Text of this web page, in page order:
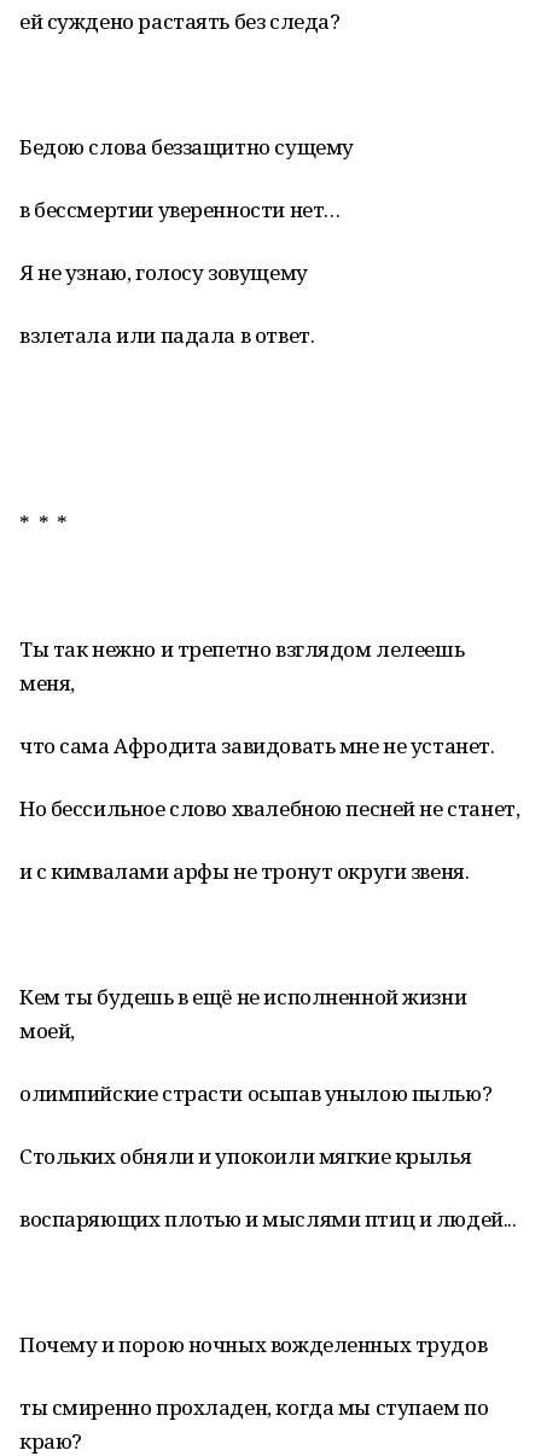
ей суждено растаять без следа?
Бедою слова беззащитно сущему
в бессмертии уверенности нет…
Я не узнаю, голосу зовущему
взлетала или падала в ответ.
* * *
Ты так нежно и трепетно взглядом лелеешь
меня,
что сама Афродита завидовать мне не устанет.
Но бессильное слово хвалебною песней не станет,
и с кимвалами арфы не тронут округи звеня.
Кем ты будешь в ещё не исполненной жизни
моей,
олимпийские страсти осыпав унылою пылью?
Стольких обняли и упокоили мягкие крылья
воспаряющих плотью и мыслями птиц и людей...
Почему и порою ночных вожделенных трудов
ты смиренно прохладен, когда мы ступаем по
краю?